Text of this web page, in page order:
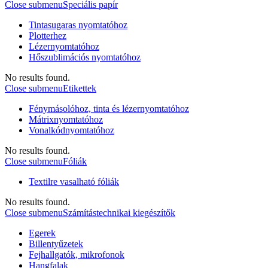
Close submenuSpeciális papír
Tintasugaras nyomtatóhoz
Plotterhez
Lézernyomtatóhoz
Hőszublimációs nyomtatóhoz
No results found.
Close submenuEtikettek
Fénymásolóhoz, tinta és lézernyomtatóhoz
Mátrixnyomtatóhoz
Vonalkódnyomtatóhoz
No results found.
Close submenuFóliák
Textilre vasalható fóliák
No results found.
Close submenuSzámítástechnikai kiegészítők
Egerek
Billentyűzetek
Fejhallgatók, mikrofonok
Hangfalak